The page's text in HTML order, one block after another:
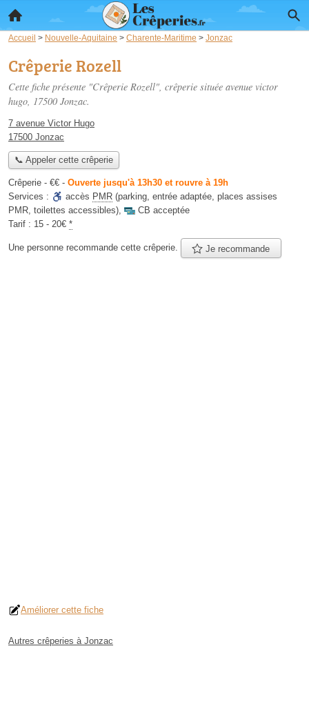
Accueil > Nouvelle-Aquitaine > Charente-Maritime > Jonzac
Crêperie Rozell
Cette fiche présente "Crêperie Rozell", crêperie située avenue victor
hugo, 17500 Jonzac.
7 avenue Victor Hugo
17500 Jonzac
📞 Appeler cette crêperie
Crêperie - €€ - Ouverte jusqu'à 13h30 et rouvre à 19h
Services :
accès PMR (parking, entrée adaptée, places assises
PMR, toilettes accessibles),
CB acceptée
Tarif : 15 - 20€ *
Une personne recommande cette crêperie. Je recommande
Améliorer cette fiche
Autres crêperies à Jonzac